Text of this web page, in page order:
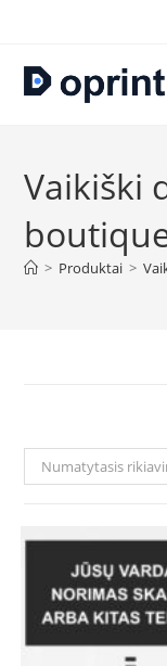
content
Vaikiški
> Produktai >
Numatytasis